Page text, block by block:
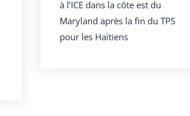
à l’ICE dans la côte est du
Maryland après la fin du TPS
pour les Haïtiens